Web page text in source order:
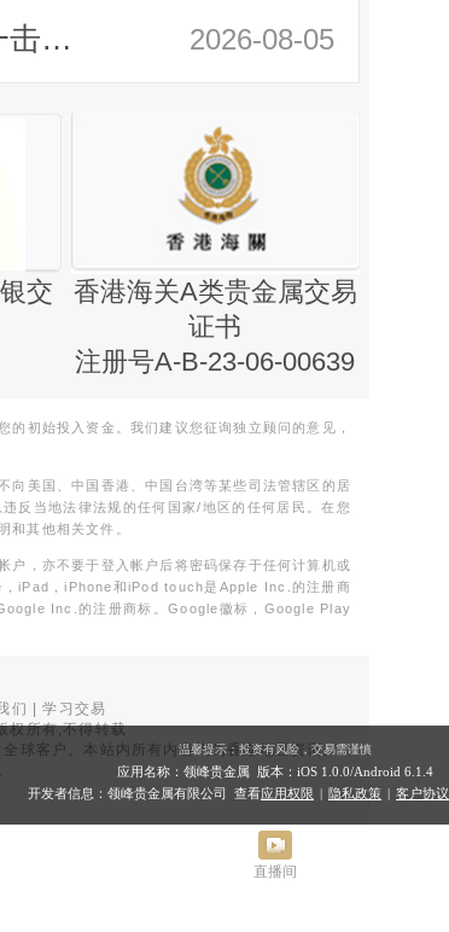
领峰金评：静待小非农指引 黄金或一击破局 2026-08-05
交
香港海关A类贵金属交易
证书
注册号A-B-23-06-00639
初始投入资金。我们建议您征询独立顾问的意见，
向美国、中国香港、中国台湾等某些司法管辖区的居
反当地法律法规的任何国家/地区的任何居民。在您
和其他相关文件。
户，亦不要于登入帐户后将密码保存于任何计算机或
，iPad，iPhone和iPod touch是Apple Inc.的注册商
Inc.的注册商标。Google徽标，Google Play
们 |学习交易
权所有,不得转载
球客户。本站内所有内容均为香港地区资讯。
直播间
温馨提示：投资有风险，交易需谨慎
应用名称：领峰贵金属 版本：iOS 1.0.0/Android 6.1.4
开发者信息：领峰贵金属有限公司 查看应用权限 | 隐私政策 | 客户协议